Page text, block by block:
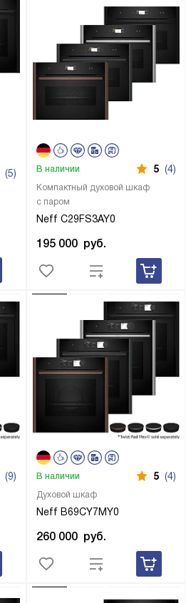
(5)
Компактный духовой шкаф
с паром
Neff C29FS3AY0
В наличии 5 (4)
195 000 руб.
(9)
Духовой шкаф
Neff B69CY7MY0
В наличии 5 (4)
260 000 руб.